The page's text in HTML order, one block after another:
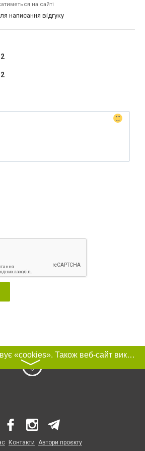
на сайті
написання відгуку
Цей сайт використовує «cookies». Також веб-сайт використовує інтернет-сервіс для збору технічних даних стосовно відвідувачів з метою отримання маркетингової та статистичної інформації. Умови обробки даних відвідувачів сайту див.
〉
Контакти Автори проєкту